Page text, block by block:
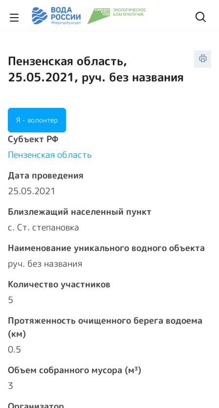
Пензенская область,
25.05.2021, руч. без названия
Я - волонтер
Cубъект РФ
Пензенская область
Дата проведения
25.05.2021
Близлежащий населенный пункт
с. Ст. степановка
Наименование уникального водного объекта
руч. без названия
Количество участников
5
Протяженность очищенного берега водоема
(км)
0.5
Объем собранного мусора (м³)
3